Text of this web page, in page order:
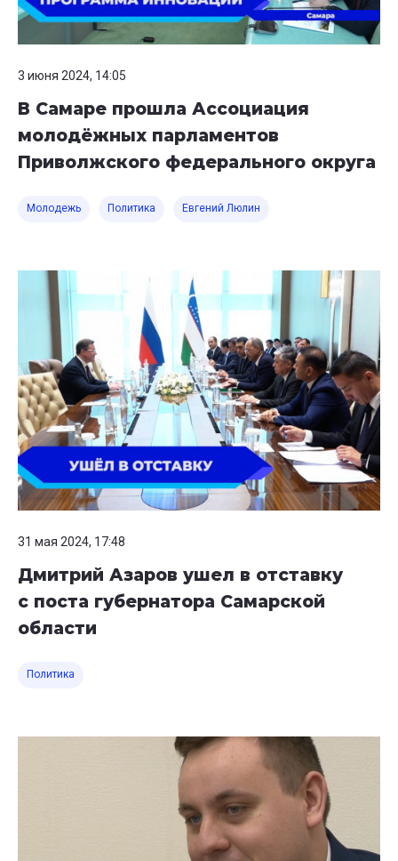
3 июня 2024, 14:05
В Самаре прошла Ассоциация
молодёжных парламентов
Приволжского федерального округа
Молодежь Политика Евгений Люлин
31 мая 2024, 17:48
Дмитрий Азаров ушел в отставку
с поста губернатора Самарской
области
Политика